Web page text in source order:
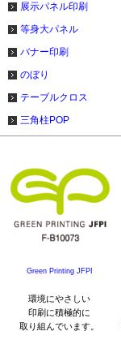
展示パネル印刷
等身大パネル
バナー印刷
のぼり
テーブルクロス
三角柱POP
Green Printing JFPI
環境にやさしい
印刷に積極的に
取り組んでいます。